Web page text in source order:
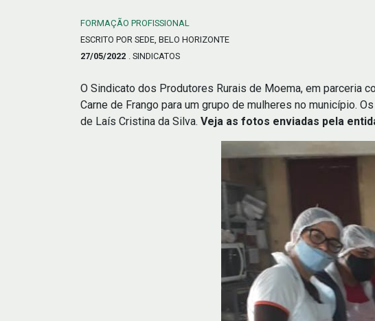
FORMAÇÃO PROFISSIONAL
ESCRITO POR SEDE, BELO HORIZONTE
27/05/2022
. SINDICATOS
O Sindicato dos Produtores Rurais de Moema, em parceria
Carne de Frango para um grupo de mulheres no município.
de Laís Cristina da Silva. Veja as fotos enviadas pela